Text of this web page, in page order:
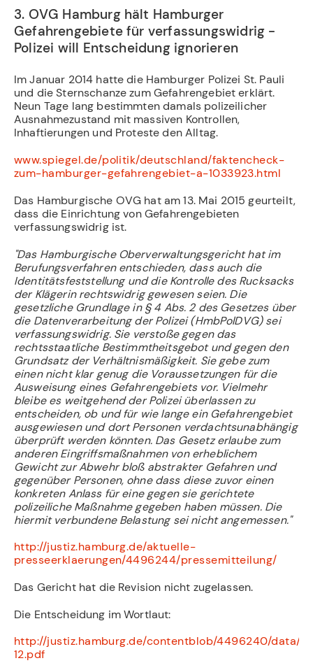
3. OVG Hamburg hält Hamburger
Gefahrengebiete für verfassungswidrig -
Polizei will Entscheidung ignorieren
Im Januar 2014 hatte die Hamburger Polizei St. Pauli
und die Sternschanze zum Gefahrengebiet erklärt.
Neun Tage lang bestimmten damals polizeilicher
Ausnahmezustand mit massiven Kontrollen,
Inhaftierungen und Proteste den Alltag.
www.spiegel.de/politik/deutschland/faktencheck-
zum-hamburger-gefahrengebiet-a-1033923.html
Das Hamburgische OVG hat am 13. Mai 2015 geurteilt,
dass die Einrichtung von Gefahrengebieten
verfassungswidrig ist.
"Das Hamburgische Oberverwaltungsgericht hat im
Berufungsverfahren entschieden, dass auch die
Identitätsfeststellung und die Kontrolle des Rucksacks
der Klägerin rechtswidrig gewesen seien. Die
gesetzliche Grundlage in § 4 Abs. 2 des Gesetzes über
die Datenverarbeitung der Polizei (HmbPolDVG) sei
verfassungswidrig. Sie verstoße gegen das
rechtsstaatliche Bestimmtheitsgebot und gegen den
Grundsatz der Verhältnismäßigkeit. Sie gebe zum
einen nicht klar genug die Voraussetzungen für die
Ausweisung eines Gefahrengebiets vor. Vielmehr
bleibe es weitgehend der Polizei überlassen zu
entscheiden, ob und für wie lange ein Gefahrengebiet
ausgewiesen und dort Personen verdachtsunabhängig
überprüft werden könnten. Das Gesetz erlaube zum
anderen Eingriffsmaßnahmen von erheblichem
Gewicht zur Abwehr bloß abstrakter Gefahren und
gegenüber Personen, ohne dass diese zuvor einen
konkreten Anlass für eine gegen sie gerichtete
polizeiliche Maßnahme gegeben haben müssen. Die
hiermit verbundene Belastung sei nicht angemessen."
http://justiz.hamburg.de/aktuelle-
presseerklaerungen/4496244/pressemitteilung/
Das Gericht hat die Revision nicht zugelassen.
Die Entscheidung im Wortlaut:
http://justiz.hamburg.de/contentblob/4496240/data/
12.pdf